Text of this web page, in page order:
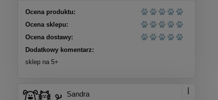
Ocena produktu:
Ocena sklepu:
Ocena dostawy:
Dodatkowy komentarz:
sklep na 5+
Sandra